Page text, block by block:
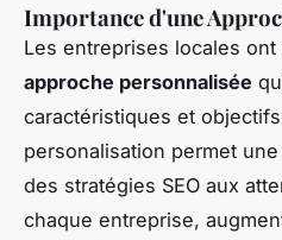
Importance d'une
Les entreprises locales
approche personnalisée
caractéristiques et
personalisation permet
des stratégies SEO aux
chaque entreprise,